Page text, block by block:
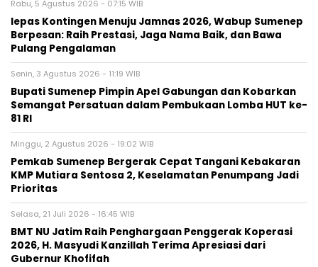
Rabu, 5 Agustus 2026 - 07:15 WIB
lepas Kontingen Menuju Jamnas 2026, Wabup Sumenep
Berpesan: Raih Prestasi, Jaga Nama Baik, dan Bawa
Pulang Pengalaman
Senin, 3 Agustus 2026 - 11:19 WIB
Bupati Sumenep Pimpin Apel Gabungan dan Kobarkan
Semangat Persatuan dalam Pembukaan Lomba HUT ke-
81 RI
Minggu, 2 Agustus 2026 - 19:02 WIB
Pemkab Sumenep Bergerak Cepat Tangani Kebakaran
KMP Mutiara Sentosa 2, Keselamatan Penumpang Jadi
Prioritas
Selasa, 21 Juli 2026 - 16:45 WIB
BMT NU Jatim Raih Penghargaan Penggerak Koperasi
2026, H. Masyudi Kanzillah Terima Apresiasi dari
Gubernur Khofifah